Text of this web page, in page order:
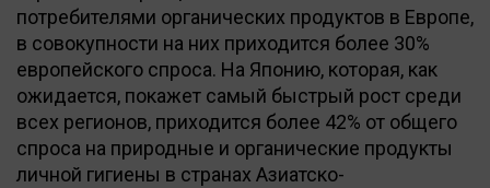
потребителями органических продуктов в Европе,
в совокупности на них приходится более 30%
европейского спроса. На Японию, которая, как
ожидается, покажет самый быстрый рост среди
всех регионов, приходится более 42% от общего
спроса на природные и органические продукты
личной гигиены в странах Азиатско-